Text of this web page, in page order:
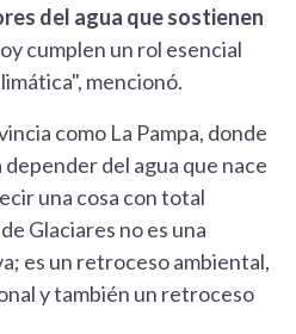
del agua que sostienen
cumplen un rol esencial
mencionó.
como La Pampa, donde
del agua que nace
una cosa con total
Glaciares no es una
es un retroceso ambiental,
y también un retroceso